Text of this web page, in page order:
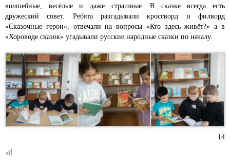
волшебные, весёлые и даже страшные. В сказке всегда есть
дружеский совет. Ребята разгадывали кроссворд и филворд
«Сказочные герои», отвечали на вопросы «Кто здесь живёт?» а в
«Хороводе сказок» угадывали русские народные сказки по началу.
14